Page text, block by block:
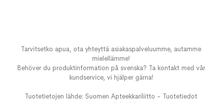
Tarvitsetko apua, ota yhteyttä asiakaspalveluumme, autamme
mielellämme!
Behöver du produktinformation på svenska? Ta kontakt med vår
kundservice, vi hjälper gärna!
Tuotetietojen lähde: Suomen Apteekkariliitto - Tuotetiedot